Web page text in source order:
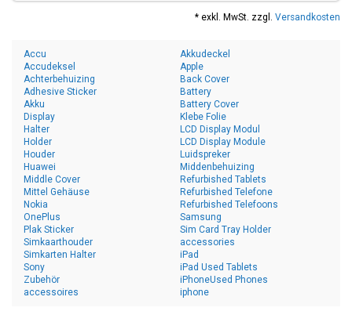
* exkl. MwSt. zzgl. Versandkosten
Accu
Accudeksel
Achterbehuizing
Adhesive Sticker
Akku
Akkudeckel
Apple
Back Cover
Battery
Battery Cover
Display
Halter
Holder
Houder
Huawei
Klebe Folie
LCD Display Modul
LCD Display Module
Luidspreker
Middenbehuizing
Middle Cover
Mittel Gehäuse
Nokia
OnePlus
Plak Sticker
Refurbished Tablets
Refurbished Telefone
Refurbished Telefoons
Samsung
Sim Card Tray Holder
Simkaarthouder
Simkarten Halter
Sony
Zubehör
accessoires
accessories
iPad
iPad Used Tablets
iPhoneUsed Phones
iphone